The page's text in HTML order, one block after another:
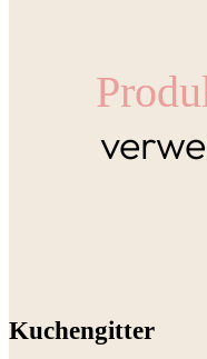
Kuchengitter